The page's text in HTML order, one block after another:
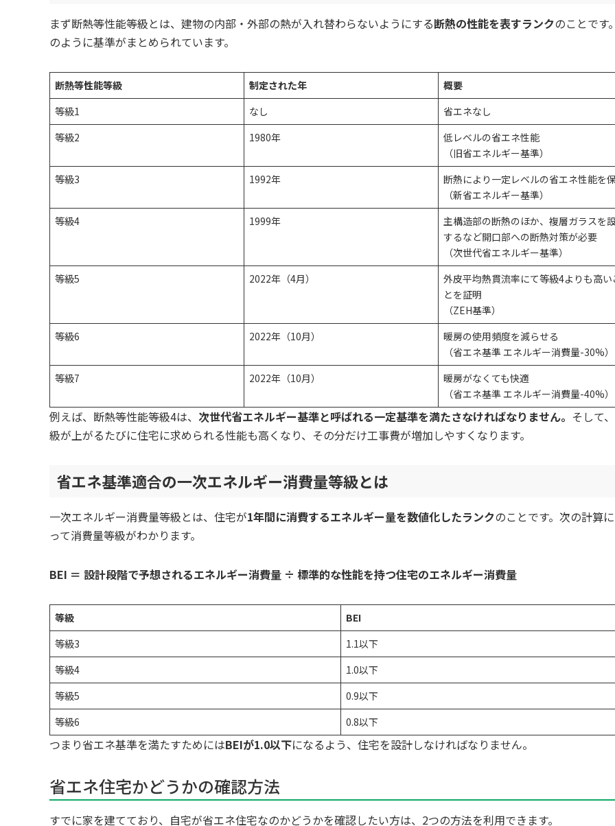
まず断熱等性能等級とは、建物の内部・外部の熱が入れ替わらないようにする断熱の性能を表すランクのことです
のように基準がまとめられています。
断熱等性能等級 制定された年
概要
等級1
なし
省エネなし
等級2
1980年
低レベルの省エネ性能
（旧省エネルギー基準）
等級3
1992年
断熱により一定レベルの省エネ性能を
（新省エネルギー基準）
等級4
1999年
主構造部の断熱のほか、複層ガラスを
するなど開口部への断熱対策が必要
（次世代省エネルギー基準）
等級5
2022年（4月）
外皮平均熱貫流率にて等級4よりも高い
とを証明
（ZEH基準）
等級6
2022年（10月）
暖房の使用頻度を減らせる
（省エネ基準 エネルギー消費量-30%）
等級7
2022年（10月）
暖房がなくても快適
（省エネ基準 エネルギー消費量-40%）
例えば、断熱等性能等級4は、 次世代省エネルギー基準と呼ばれる一定基準を満たさなければなりません。 そして
級が上がるたびに住宅に求められる性能も高くなり、その分だけ工事費が増加しやすくなります。
省エネ基準適合の一次エネルギー消費量等級とは
一次エネルギー消費量等級とは、住宅が1年間に消費するエネルギー量を数値化したランクのことです。次の計算
って消費量等級がわかります。
BEI ＝ 設計段階で予想されるエネルギー消費量 ÷ 標準的な性能を持つ住宅のエネルギー消費量
等級
BEI
等級3
1.1以下
等級4
1.0以下
等級5
0.9以下
等級6
0.8以下
つまり省エネ基準を満たすためにはBEIが1.0以下になるよう、住宅を設計しなければなりません。
省エネ住宅かどうかの確認方法
すでに家を建てており、自宅が省エネ住宅なのかどうかを確認したい方は、2つの方法を利用できます。